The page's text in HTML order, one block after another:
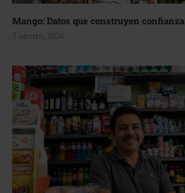
Mango: Datos que construyen confianza
3 agosto, 2026